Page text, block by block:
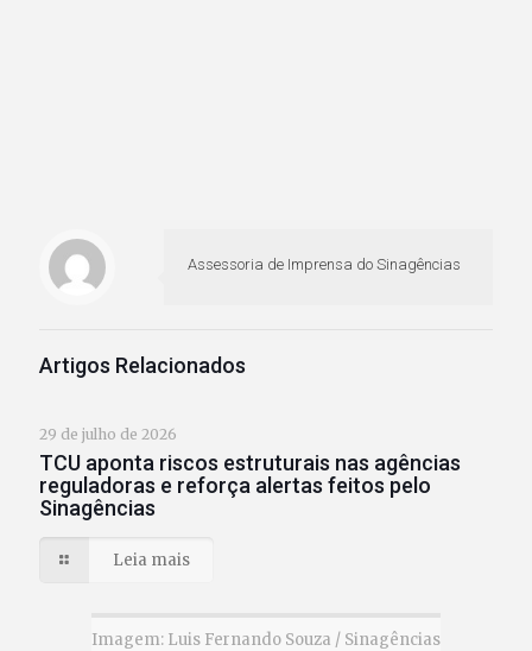
Assessoria de Imprensa do Sinagências
Artigos Relacionados
29 de julho de 2026
TCU aponta riscos estruturais nas agências
reguladoras e reforça alertas feitos pelo
Sinagências
Leia mais
Imagem: Luis Fernando Souza / Sinagências